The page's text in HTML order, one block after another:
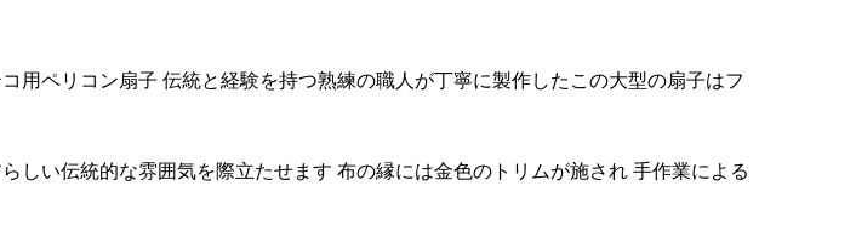
ペリコン扇子 伝統と経験を持つ熟練の職人が丁寧に製作したこの大型の扇子はフ
い伝統的な雰囲気を際立たせます 布の縁には金色のトリムが施され 手作業による